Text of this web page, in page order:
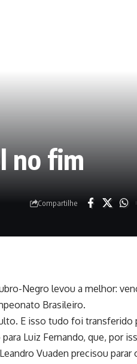
no fim
Compartilhe
Negro levou a melhor:
Brasileiro.
E isso tudo foi transferido
Luiz Fernando, que, por
Vuaden precisou